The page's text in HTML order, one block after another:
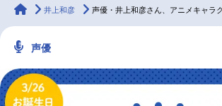
ラジオ
animateTimes
井上和彦 声優・井上和彦さん、アニメキャラクター代
声優